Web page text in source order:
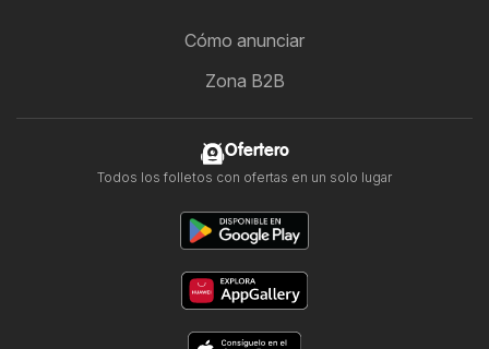
Cómo anunciar
Zona B2B
Ofertero
Todos los folletos con ofertas en un solo lugar